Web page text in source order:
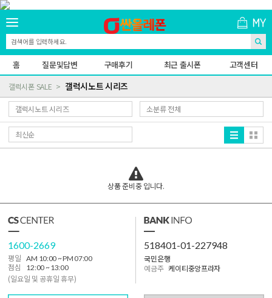
홈 질문및답변 구매후기 최근 출시폰 고객센터
갤럭시폰 SALE 갤럭시노트 시리즈
상품 준비중 입니다.
1600-2669
평일
AM 10:00 ~ PM 07:00
점심
12:00 ~ 13:00
(일요일 및 공휴일 휴무)
518401-01-227948
국민은행
예금주 케이티중앙프라자